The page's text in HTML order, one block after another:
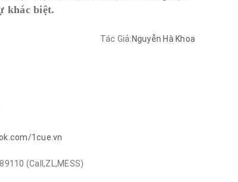
khác biệt.
Tác Giả: Nguyễn Hà Khoa
1cue.vn
(Call,ZL,MESS)